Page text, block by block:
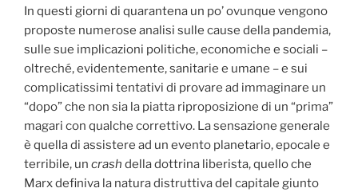
In questi giorni di quarantena un po’ ovunque vengono
proposte numerose analisi sulle cause della pandemia,
sulle sue implicazioni politiche, economiche e sociali –
oltreché, evidentemente, sanitarie e umane – e sui
complicatissimi tentativi di provare ad immaginare un
“dopo” che non sia la piatta riproposizione di un “prima”
magari con qualche correttivo. La sensazione generale
è quella di assistere ad un evento planetario, epocale e
terribile, un crash della dottrina liberista, quello che
Marx definiva la natura distruttiva del capitale giunto